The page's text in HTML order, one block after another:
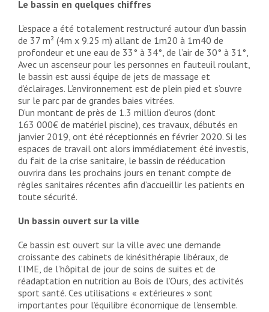
Le bassin en quelques chiffres
L’espace a été totalement restructuré autour d’un bassin
de 37 m² (4m x 9.25 m) allant de 1m20 à 1m40 de
profondeur et une eau de 33° à 34°, de l’air de 30° à 31°,
Avec un ascenseur pour les personnes en fauteuil roulant,
le bassin est aussi équipe de jets de massage et
d’éclairages. L’environnement est de plein pied et s’ouvre
sur le parc par de grandes baies vitrées.
D’un montant de près de 1.3 million d’euros (dont
163 000€ de matériel piscine), ces travaux, débutés en
janvier 2019, ont été réceptionnés en février 2020. Si les
espaces de travail ont alors immédiatement été investis,
du fait de la crise sanitaire, le bassin de rééducation
ouvrira dans les prochains jours en tenant compte de
règles sanitaires récentes afin d’accueillir les patients en
toute sécurité.
Un bassin ouvert sur la ville
Ce bassin est ouvert sur la ville avec une demande
croissante des cabinets de kinésithérapie libéraux, de
l’IME, de l’hôpital de jour de soins de suites et de
réadaptation en nutrition au Bois de l’Ours, des activités
sport santé. Ces utilisations « extérieures » sont
importantes pour l’équilibre économique de l’ensemble.